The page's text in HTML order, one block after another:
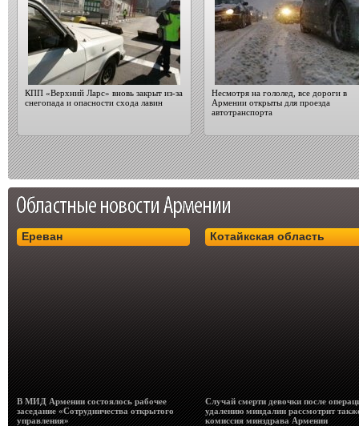
КПП «Верхний Ларс» вновь закрыт из-за
снегопада и опасности схода лавин
Несмотря на гололед, все дороги в
Армении открыты для проезда
автотранспорта
Ереван
В МИД Армении состоялось рабочее
заседание «Сотрудничества открытого
управления»
Котайкская область
Случай смерти девочки после
удалению миндалин рассмотрит
комиссия минздрава Армении